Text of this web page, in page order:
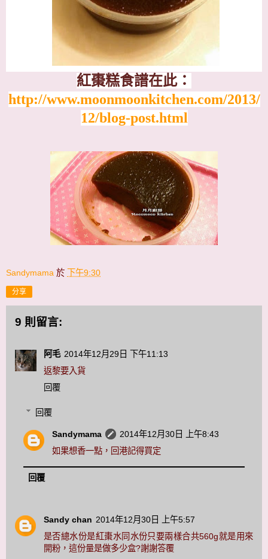
紅棗糕食譜在此：
http://www.moonmoonkitchen.com/2013/
12/blog-post.html
Sandymama 於 下午9:30
分享
9 則留言:
阿毛 2014年12月29日 下午11:13
返黎要入貨
回覆
回覆
Sandymama
2014年12月30日 上午8:43
如果想香一點，回港記得買定
回覆
Sandy chan 2014年12月30日 上午5:57
是否總水份是紅棗水同水份只要兩樣合共560g就是用來
開粉，這份量是做多少盒?謝謝答覆